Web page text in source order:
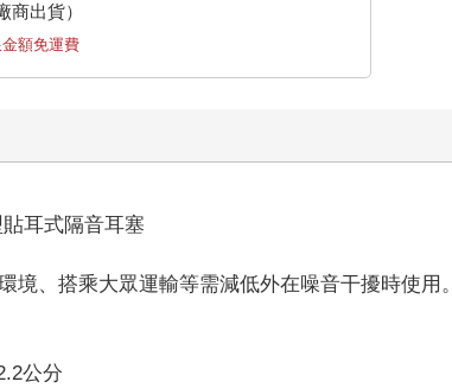
商出貨）
額免運費
耳式隔音耳塞
境、搭乘大眾運輸等需減低外在噪音干擾時使用。
公分